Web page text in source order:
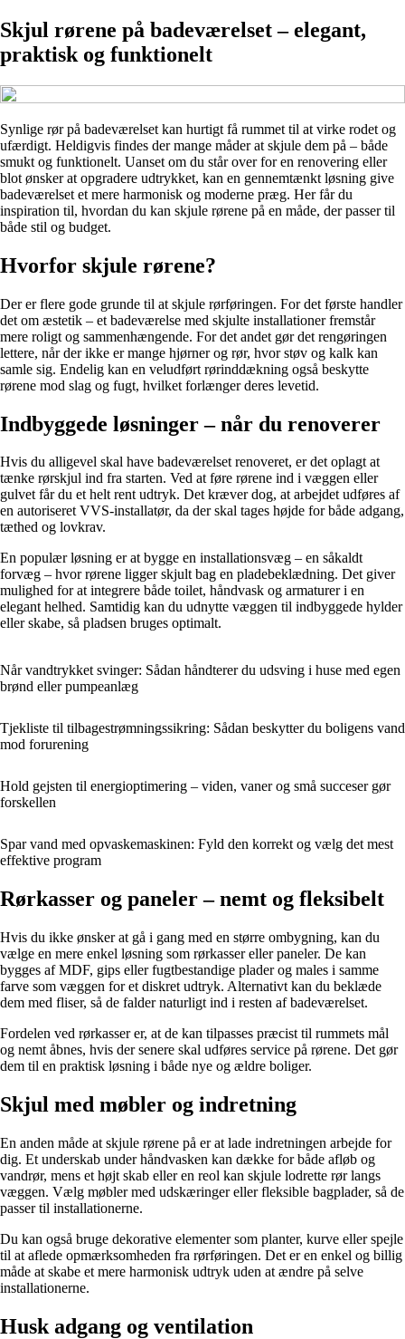
Skjul rørene på badeværelset – elegant,
praktisk og funktionelt
Synlige rør på badeværelset kan hurtigt få rummet til at virke rodet og
ufærdigt. Heldigvis findes der mange måder at skjule dem på – både
smukt og funktionelt. Uanset om du står over for en renovering eller
blot ønsker at opgradere udtrykket, kan en gennemtænkt løsning give
badeværelset et mere harmonisk og moderne præg. Her får du
inspiration til, hvordan du kan skjule rørene på en måde, der passer til
både stil og budget.
Hvorfor skjule rørene?
Der er flere gode grunde til at skjule rørføringen. For det første handler
det om æstetik – et badeværelse med skjulte installationer fremstår
mere roligt og sammenhængende. For det andet gør det rengøringen
lettere, når der ikke er mange hjørner og rør, hvor støv og kalk kan
samle sig. Endelig kan en veludført rørinddækning også beskytte
rørene mod slag og fugt, hvilket forlænger deres levetid.
Indbyggede løsninger – når du renoverer
Hvis du alligevel skal have badeværelset renoveret, er det oplagt at
tænke rørskjul ind fra starten. Ved at føre rørene ind i væggen eller
gulvet får du et helt rent udtryk. Det kræver dog, at arbejdet udføres af
en autoriseret VVS-installatør, da der skal tages højde for både adgang,
tæthed og lovkrav.
En populær løsning er at bygge en installationsvæg – en såkaldt
forvæg – hvor rørene ligger skjult bag en pladebeklædning. Det giver
mulighed for at integrere både toilet, håndvask og armaturer i en
elegant helhed. Samtidig kan du udnytte væggen til indbyggede hylder
eller skabe, så pladsen bruges optimalt.
Når vandtrykket svinger: Sådan håndterer du udsving i huse med egen
brønd eller pumpeanlæg
Tjekliste til tilbagestrømningssikring: Sådan beskytter du boligens vand
mod forurening
Hold gejsten til energioptimering – viden, vaner og små succeser gør
forskellen
Spar vand med opvaskemaskinen: Fyld den korrekt og vælg det mest
effektive program
Rørkasser og paneler – nemt og fleksibelt
Hvis du ikke ønsker at gå i gang med en større ombygning, kan du
vælge en mere enkel løsning som rørkasser eller paneler. De kan
bygges af MDF, gips eller fugtbestandige plader og males i samme
farve som væggen for et diskret udtryk. Alternativt kan du beklæde
dem med fliser, så de falder naturligt ind i resten af badeværelset.
Fordelen ved rørkasser er, at de kan tilpasses præcist til rummets mål
og nemt åbnes, hvis der senere skal udføres service på rørene. Det gør
dem til en praktisk løsning i både nye og ældre boliger.
Skjul med møbler og indretning
En anden måde at skjule rørene på er at lade indretningen arbejde for
dig. Et underskab under håndvasken kan dække for både afløb og
vandrør, mens et højt skab eller en reol kan skjule lodrette rør langs
væggen. Vælg møbler med udskæringer eller fleksible bagplader, så de
passer til installationerne.
Du kan også bruge dekorative elementer som planter, kurve eller spejle
til at aflede opmærksomheden fra rørføringen. Det er en enkel og billig
måde at skabe et mere harmonisk udtryk uden at ændre på selve
installationerne.
Husk adgang og ventilation